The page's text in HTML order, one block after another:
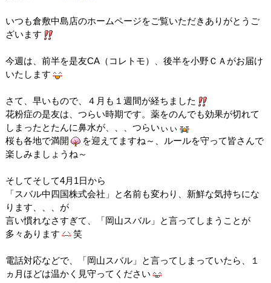
いつも倉敷中島店のホームページをご覧いただきありがとうご
ざいます
今週は、前半を是友CA（コレトモ）、後半を小野ＣＡがお届け
いたします
さて、早いもので、４月も１週間が経ちました
花粉症の是友は、つらい時期です。薬をのんでも効果が切れて
しまったとたんに鼻水が、、、つらいぃぃ
桜も各地で満開
を迎えてますね～、ルールを守って皆さんで
楽しみましょうね～
そしてそして4月1日から
「スバル中四国株式会社」と名前も変わり、新鮮な気持ちにな
ります、、、が
言い慣れなさすぎて、「岡山スバル」と言ってしまうことが
多々あります
笑
電話対応などで、「岡山スバル」と言ってしまっていたら、１
ヵ月ほどは温かく見守ってください